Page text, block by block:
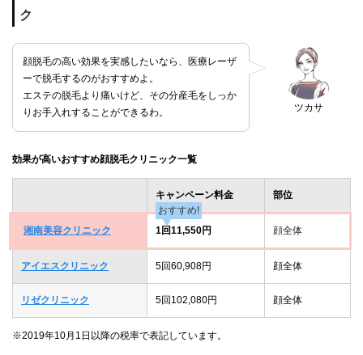
ク
ツカサ
顔脱毛の高い効果を実感したいなら、医療レーザ
ーで脱毛するのがおすすめよ。
エステの脱毛より痛いけど、その分産毛をしっか
りお手入れすることができるわ。
効果が高いおすすめ顔脱毛クリニック一覧
キャンペーン料金 部位
湘南美容クリニック
おすすめ!
1回11,550円
顔全体
アイエスクリニック 5回60,908円 顔全体
リゼクリニック 5回102,080円 顔全体
※2019年10月1日以降の税率で表記しています。